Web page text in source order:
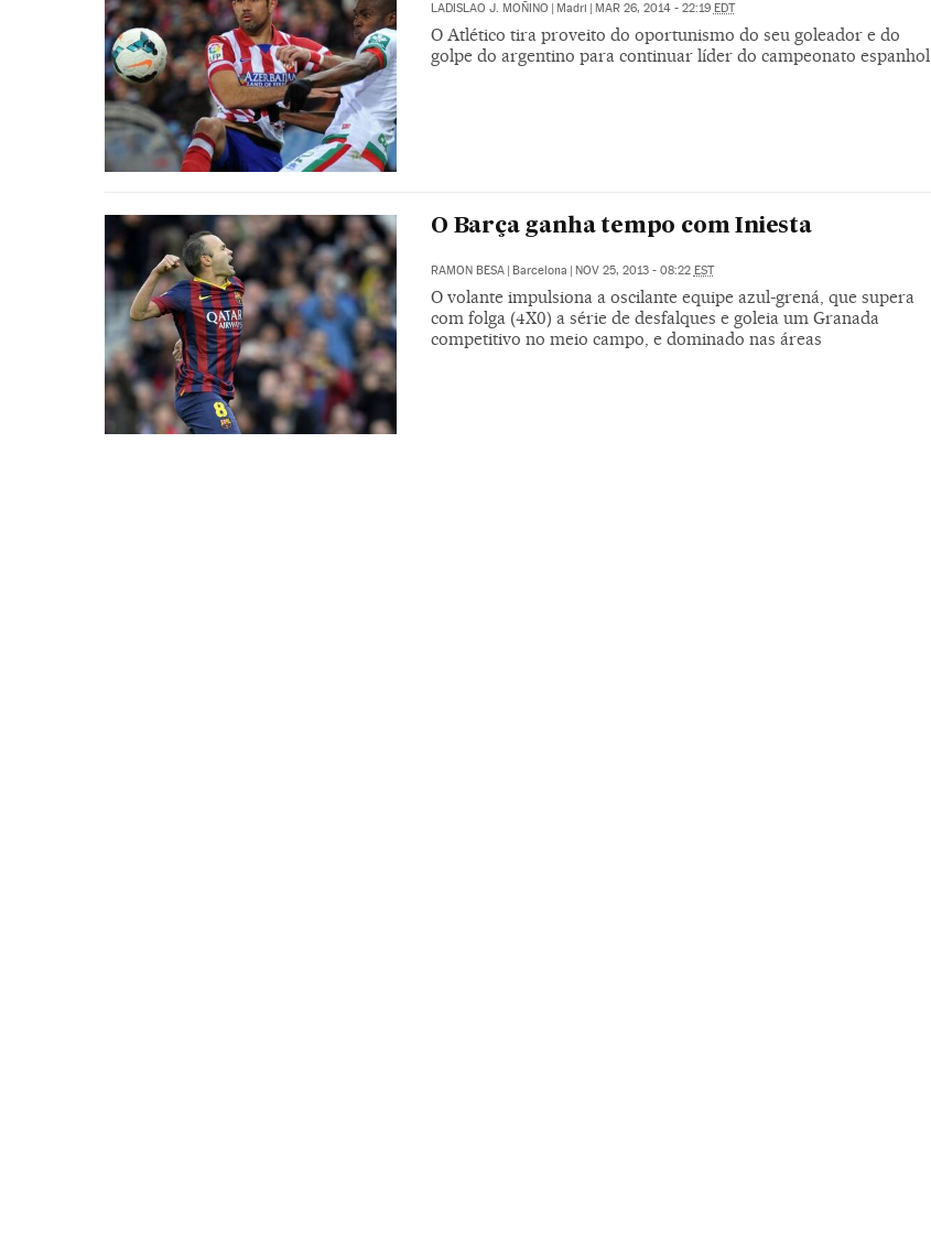
LADISLAO J. MOÑINO Madri MAR 26, 2014 - 22:19 EDT
O Atlético tira proveito do oportunismo do seu goleador e do
golpe do argentino para continuar líder do campeonato espanhol
O Barça ganha tempo com Iniesta
RAMON BESA | Barcelona | NOV 25, 2013 - 08:22 EST
O volante impulsiona a oscilante equipe azul-grená, que supera
com folga (4X0) a série de desfalques e goleia um Granada
competitivo no meio campo, e dominado nas áreas